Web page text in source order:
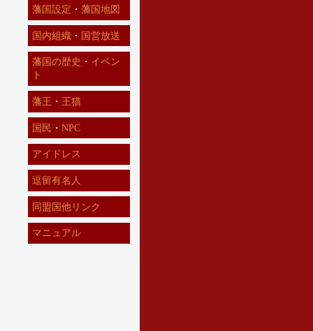
藩国設定 ・ 藩国地図
国内組織 ・ 国営放送
藩国の歴史 ・ イベン
ト
藩王 ・ 王猫
国民 ・ NPC
アイドレス
逗留有名人
同盟国他リンク
マニュアル